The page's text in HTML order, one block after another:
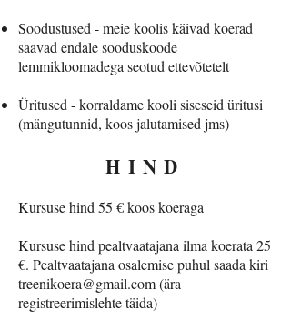
Soodustused - meie koolis käivad koerad
saavad endale sooduskoode
lemmikloomadega seotud ettevõtetelt
Üritused - korraldame kooli siseseid üritusi
(mängutunnid, koos jalutamised jms)
HIND
Kursuse hind 55 € koos koeraga
Kursuse hind pealtvaatajana ilma koerata 25
€. Pealtvaatajana osalemise puhul saada kiri
treenikoera@gmail.com(ära
registreerimislehte täida)